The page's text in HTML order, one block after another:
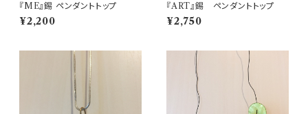
『ME』錫 ペンダントトップ
¥2,200
『ART』錫 ペンダントトップ
¥2,750